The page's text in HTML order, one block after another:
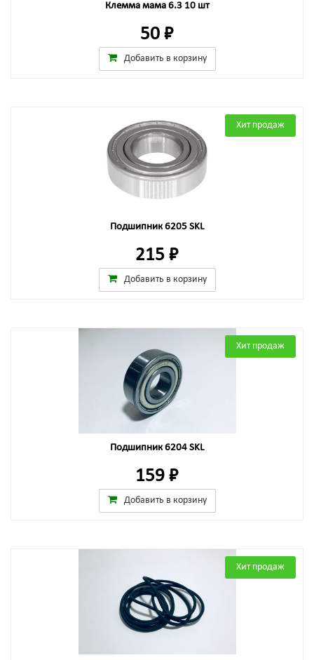
Клемма мама 6.3 10 шт
50 ₽
Добавить в корзину
Хит продаж
Подшипник 6205 SKL
215 ₽
Добавить в корзину
Хит продаж
Подшипник 6204 SKL
159 ₽
Добавить в корзину
Хит продаж